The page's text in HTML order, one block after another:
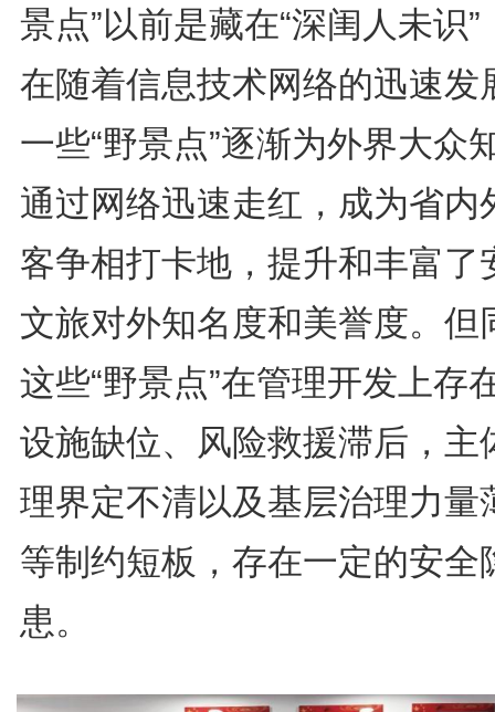
景点”以前是藏在“深闺人未识”
在随着信息技术网络的迅速发
一些“野景点”逐渐为外界大众
通过网络迅速走红，成为省内
客争相打卡地，提升和丰富了
文旅对外知名度和美誉度。但
这些“野景点”在管理开发上存
设施缺位、风险救援滞后，主
理界定不清以及基层治理力量
等制约短板，存在一定的安全
患。